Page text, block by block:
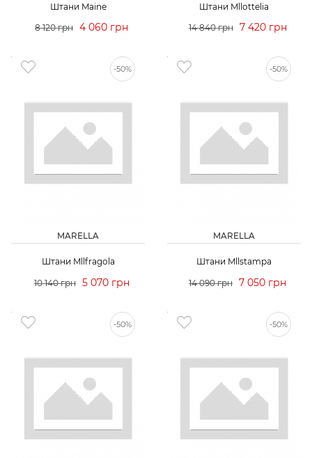
Штани Maine
8 120 грн 4 060 грн
Штани Mllottelia
14 840 грн 7 420 грн
-50%
MARELLA
Штани Mllfragola
10 140 грн 5 070 грн
-50%
MARELLA
Штани Mllstampa
14 090 грн 7 050 грн
-50% -50%